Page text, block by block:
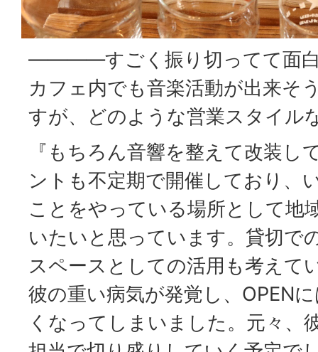
――――すごく振り切ってて面白
カフェ内でも音楽活動が出来そ
すが、どのような営業スタイル
『もちろん音響を整えて改装し
ントも不定期で開催しており、
ことをやっている場所として地
いたいと思っています。貸切で
スペースとしての活用も考えて
彼の重い病気が発覚し、OPEN
くなってしまいました。元々、